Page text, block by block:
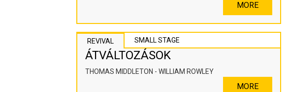
MORE
REVIVAL SMALL STAGE
ÁTVÁLTOZÁSOK
THOMAS MIDDLETON - WILLIAM ROWLEY
MORE